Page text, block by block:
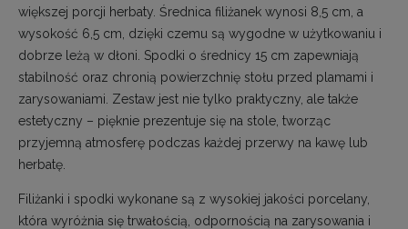
większej porcji herbaty. Średnica filiżanek wynosi 8,5 cm, a
wysokość 6,5 cm, dzięki czemu są wygodne w użytkowaniu i
dobrze leżą w dłoni. Spodki o średnicy 15 cm zapewniają
stabilność oraz chronią powierzchnię stołu przed plamami i
zarysowaniami. Zestaw jest nie tylko praktyczny, ale także
estetyczny – pięknie prezentuje się na stole, tworząc
przyjemną atmosferę podczas każdej przerwy na kawę lub
herbatę.
Filiżanki i spodki wykonane są z wysokiej jakości porcelany,
która wyróżnia się trwałością, odpornością na zarysowania i